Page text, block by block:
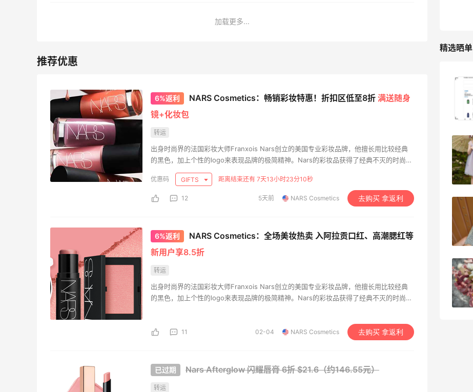
加载更多...
6%返利 NARS Cosmetics：畅销彩妆特惠！折扣区低至8折 满送随身
镜+化妆包
转运
出身时尚界的法国彩妆大师Franxois Nars创立的美国专业彩妆品牌，他擅长用比较经典
的黑色，加上个性的logo来表现品牌的极简精神。Nars的彩妆品获得了经典不灭的时尚地
位，NARS的保养品也具有独到之处。NARS 护肤系列产品运用资生堂 (Shiseido) 实验室
技术，创造出一系列女性专属的纯植物精华保养产品。
GIFTS 距离结束还有 7天13小时23分9秒
12 5天前 NARS Cosmetics 去购买 拿返利
6%返利
NARS Cosmetics：全场美妆热卖 入阿拉贡口红、高潮腮红等
新用户享8.5折
转运
出身时尚界的法国彩妆大师Franxois Nars创立的美国专业彩妆品牌，他擅长用比较经典
的黑色，加上个性的logo来表现品牌的极简精神。Nars的彩妆品获得了经典不灭的时尚地
11 02-04 NARS Cosmetics 去购买 拿返利
Nars Afterglow 闪耀唇膏6折 $21.6（约146.55元）
转运
精选晒单
不错哦！
08月08日
淘宝闪购点必胜客，55海淘返利跟单拿来
绑券
08月08日
1
闪购买李若桃酸奶，2杯很划算！！
08月08日 1
美团买黄式壹品汇芋圆，好吃不贵！！
08月08日
苦巧咸酪碎银子 | 喜茶最夯的一杯️
08月08日
08月08日